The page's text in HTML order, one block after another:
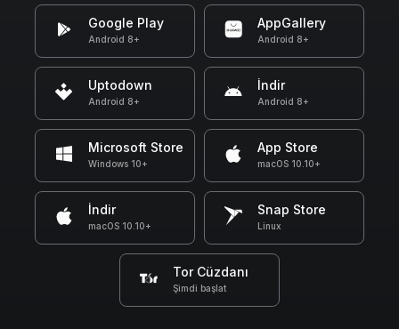
Google Play
Android 8+
AppGallery
Android 8+
Uptodown
Android 8+
İndir
Android 8+
Microsoft Store
Windows 10+
App Store
macOS 10.10+
İndir
macOS 10.10+
Snap Store
Linux
Tor Cüzdanı
Şimdi başlat